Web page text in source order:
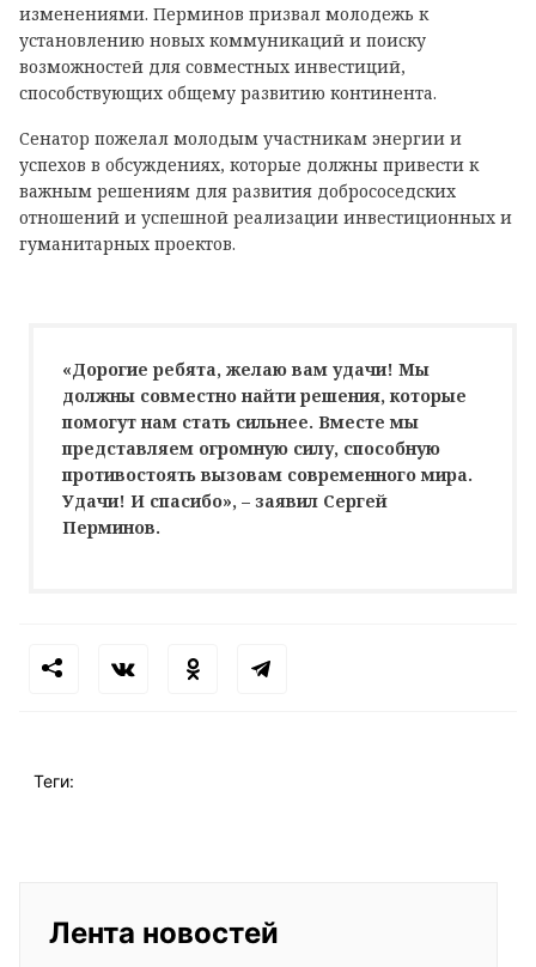
изменениями. Перминов призвал молодежь к
установлению новых коммуникаций и поиску
возможностей для совместных инвестиций,
способствующих общему развитию континента.
Сенатор пожелал молодым участникам энергии и
успехов в обсуждениях, которые должны привести к
важным решениям для развития добрососедских
отношений и успешной реализации инвестиционных и
гуманитарных проектов.
«Дорогие ребята, желаю вам удачи! Мы
должны совместно найти решения, которые
помогут нам стать сильнее. Вместе мы
представляем огромную силу, способную
противостоять вызовам современного мира.
Удачи! И спасибо», – заявил Сергей
Перминов.
Теги:
Лента новостей